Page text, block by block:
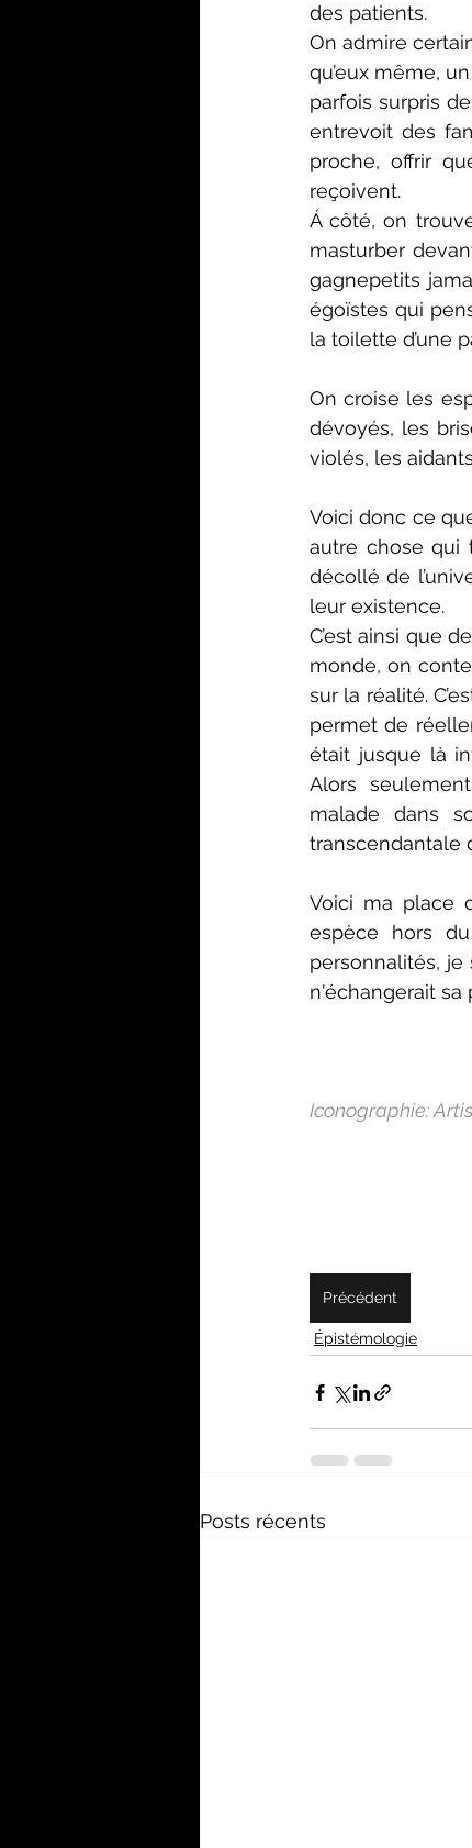
des patients.
On admire
qu’eux même,
parfois surpris
entrevoit des
proche, offrir
reçoivent.
Á côté, on
masturber
gagnepetits
égoïstes qui
la toilette d’une
On croise les
dévoyés, les
violés, les
Voici donc ce
autre chose qui
décollé de
leur existence.
C’est ainsi que
monde, on
sur la réalité.
permet de
était jusque là
Alors
malade dans
transcendantale
Voici ma place
espèce hors
personnalités,
n'échangerait sa
Iconographie:
Précédent
Épistémologie
Posts récents